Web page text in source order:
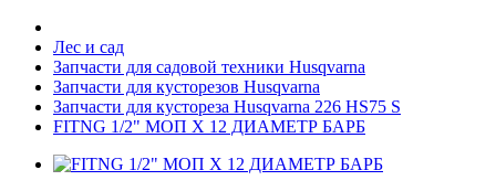
Лес и сад
Запчасти для садовой техники Husqvarna
Запчасти для кусторезов Husqvarna
Запчасти для кустореза Husqvarna 226 HS75 S
FITNG 1/2" МОП Х 12 ДИАМЕТР БАРБ